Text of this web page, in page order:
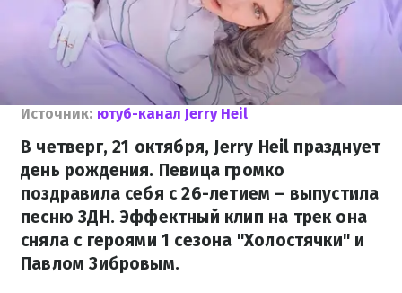
Источник: ютуб-канал Jerry Heil
В четверг, 21 октября, Jerry Heil празднует
день рождения. Певица громко
поздравила себя с 26-летием – выпустила
песню ЗДН. Эффектный клип на трек она
сняла с героями 1 сезона "Холостячки" и
Павлом Зибровым.